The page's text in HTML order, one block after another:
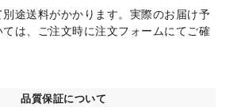
途送料がかかります。実際のお届け予
は、ご注文時に注文フォームにてご確
品質保証について